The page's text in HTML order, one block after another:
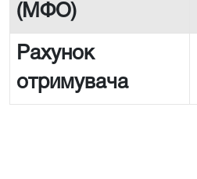
(МФО)
Рахунок
отримувача